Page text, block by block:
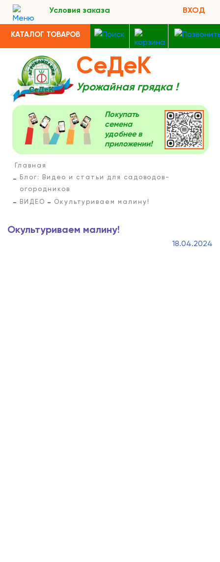
Условия заказа ВХОД
КАТАЛОГ ТОВАРОВ
СеДеК
Урожайная грядка !
Покупать
семена
удобнее в
приложении!
Главная
Блог: Видео и статьи для садоводов-
огородников
ВИДЕО
Окультуриваем малину!
Окультуриваем малину!
18.04.2024